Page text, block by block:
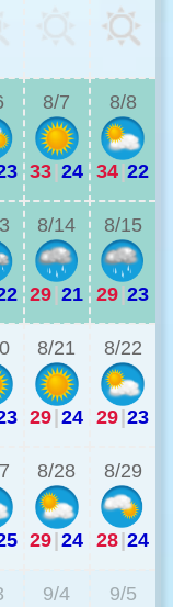
8/7
33|24
8/8
34|22
8/14
29|21
8/15
29|23
8/21
29|24
8/22
29|23
8/28
29|24
8/29
28|24
9/4 9/5